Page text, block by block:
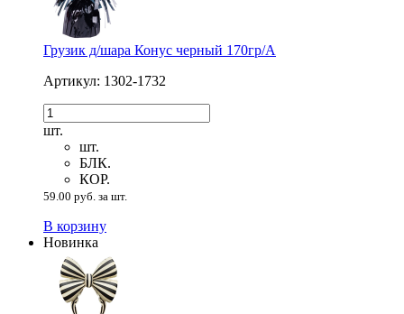
Грузик д/шара Конус черный 170гр/A
Артикул: 1302-1732
шт.
шт.
БЛК.
КОР.
59.00 руб. за шт.
В корзину
Новинка